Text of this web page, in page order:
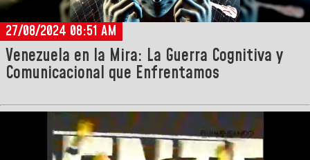
27/08/2024 08:51 AM
Venezuela en la Mira: La Guerra Cognitiva y
Comunicacional que Enfrentamos